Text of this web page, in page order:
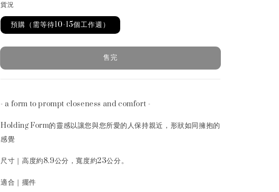
貨況
預購（需等待10-15個工作週）
售完
- a form to prompt closeness and comfort -
Holding Form的靈感以讓您與您所愛的人保持親近，形狀如同擁抱的
感覺
尺寸｜高度約8.9公分，寬度約23公分。
適合｜擺件